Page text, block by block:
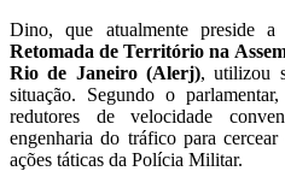
Dino, que atualmente preside
Retomada de Território na
Rio de Janeiro (Alerj), utilizou
situação. Segundo o
redutores de velocidade
engenharia do tráfico para
ações táticas da Polícia Militar.